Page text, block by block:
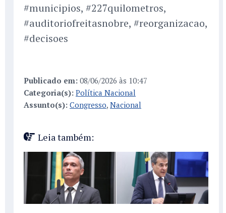
#municipios, #227quilometros,
#auditoriofreitasnobre, #reorganizacao,
#decisoes
Publicado em: 08/06/2026 às 10:47
Categoria(s): Política Nacional
Assunto(s): Congresso, Nacional
Leia também: